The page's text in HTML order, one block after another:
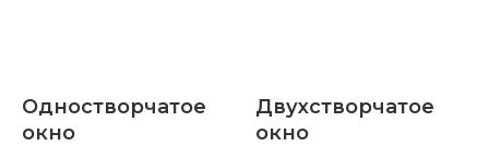
Одностворчатое
окно
Двухстворчатое
окно